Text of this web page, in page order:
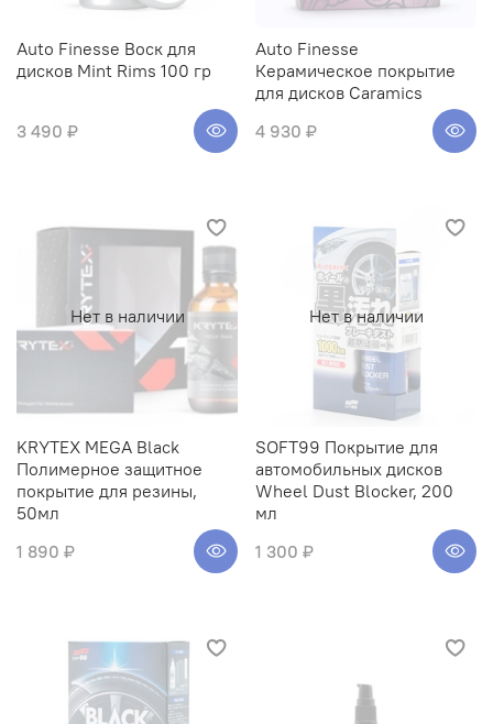
Auto Finesse Воск для
дисков Mint Rims 100 гр
3 490 ₽
Auto Finesse
Керамическое покрытие
для дисков Caramics
4 930 ₽
Нет в наличии
KRYTEX MEGA Black
Полимерное защитное
покрытие для резины,
50мл
1 890 ₽
Нет в наличии
SOFT99 Покрытие для
автомобильных дисков
Wheel Dust Blocker, 200
мл
1 300 ₽